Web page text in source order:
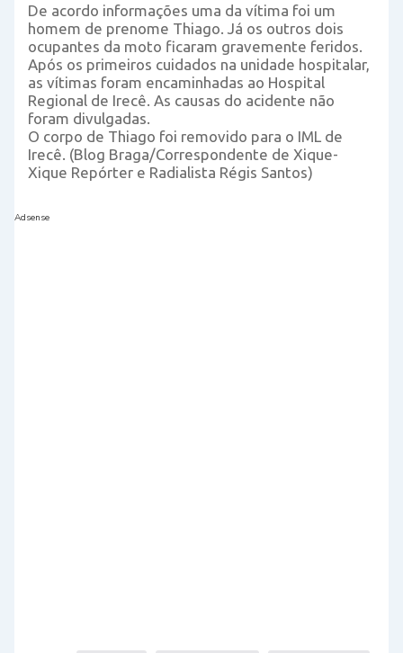
De acordo informações uma da vítima foi um
homem de prenome Thiago. Já os outros dois
ocupantes da moto ficaram gravemente feridos.
Após os primeiros cuidados na unidade hospitalar,
as vítimas foram encaminhadas ao Hospital
Regional de Irecê. As causas do acidente não
foram divulgadas.
O corpo de Thiago foi removido para o IML de
Irecê. (Blog Braga/Correspondente de Xique-
Xique Repórter e Radialista Régis Santos)
Adsense